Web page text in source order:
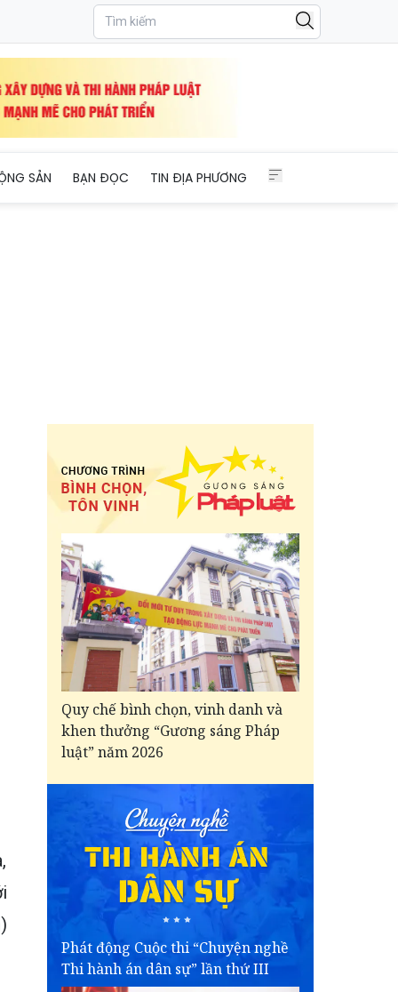
SẢN BẠN ĐỌC TIN ĐỊA PHƯƠNG
Quy chế bình chọn, vinh danh và
khen thưởng “Gương sáng Pháp
luật” năm 2026
Phát động Cuộc thi “Chuyện nghề
Thi hành án dân sự” lần thứ III